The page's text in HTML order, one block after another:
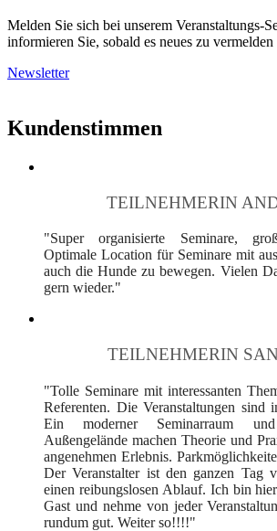
Melden Sie sich bei unserem Veranstaltungs-
informieren Sie, sobald es neues zu vermelden
Newsletter
Kundenstimmen
TEILNEHMERIN
"Super organisierte Seminare,
Optimale Location für Seminare mit
auch die Hunde zu bewegen. Vielen
gern wieder."
TEILNEHMERIN
"Tolle Seminare mit interessanten
Referenten. Die Veranstaltungen sind
Ein moderner Seminarraum
Außengelände machen Theorie und
angenehmen Erlebnis.
Der Veranstalter ist den ganzen Tag
einen reibungslosen Ablauf. Ich bin
Gast und nehme von jeder
rundum gut. Weiter so!!!!"